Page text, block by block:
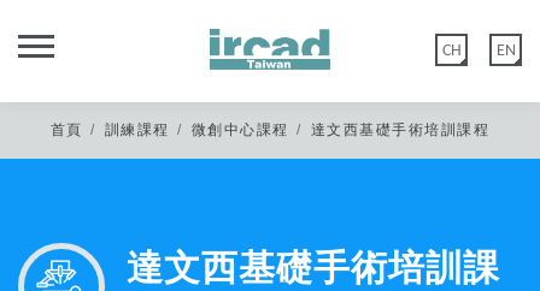
EN
CH
親愛的IRCAD台灣校友您好，
首頁 訓練課程 微創中心課程 達文西基礎手術培訓課程
達文西基礎手術培訓課